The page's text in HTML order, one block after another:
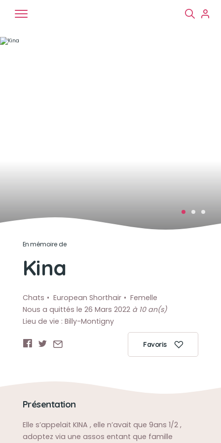
En mémoire de
Kina
Chats European Shorthair
Femelle
Nous a quittés le 26 Mars 2022 à 10 an(s)
Lieu de vie : Billy-Montigny
Favoris
Présentation
Elle s’appelait KINA , elle n’avait que 9ans 1/2 ,
adoptez via une assos entant que famille